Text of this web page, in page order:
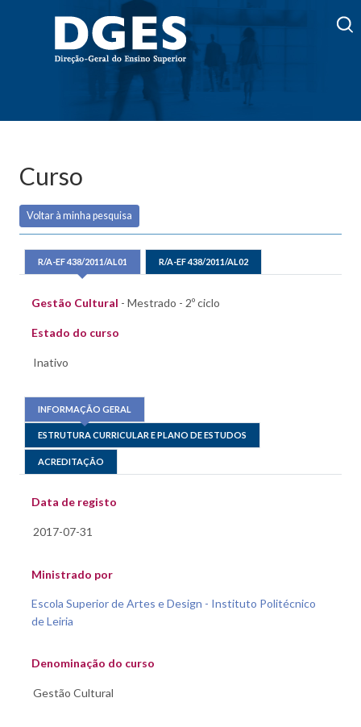
Curso
Voltar à minha pesquisa
R/A-EF 438/2011/AL01 R/A-EF 438/2011/AL02
Gestão Cultural - Mestrado - 2º ciclo
Estado do curso
INFORMAÇÃO GERAL
ESTRUTURA CURRICULAR E PLANO DE ESTUDOS
ACREDITAÇÃO
Data de registo
Ministrado por
Escola Superior de Artes e Design - Instituto Politécnico
de Leiria
Denominação do curso